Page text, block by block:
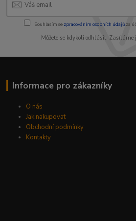
Souhlasím se zpracováním osobních údajůza
Můžete se kdykoli odhlásit. Zasíláme
Informace pro zákazníky
O nás
Jak nakupovat
Obchodní podmínky
Kontakty